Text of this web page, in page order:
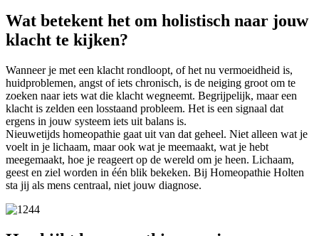
Wat betekent het om holistisch naar jouw
klacht te kijken?
Wanneer je met een klacht rondloopt, of het nu vermoeidheid is,
huidproblemen, angst of iets chronisch, is de neiging groot om te
zoeken naar iets wat die klacht wegneemt. Begrijpelijk, maar een
klacht is zelden een losstaand probleem. Het is een signaal dat
ergens in jouw systeem iets uit balans is.
Nieuwetijds homeopathie gaat uit van dat geheel. Niet alleen wat je
voelt in je lichaam, maar ook wat je meemaakt, wat je hebt
meegemaakt, hoe je reageert op de wereld om je heen. Lichaam,
geest en ziel worden in één blik bekeken. Bij Homeopathie Holten
sta jij als mens centraal, niet jouw diagnose.